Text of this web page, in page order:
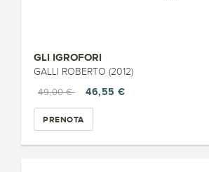
GLI IGROFORI
GALLI ROBERTO (2012)
49,00 €
46,55 €
PRENOTA